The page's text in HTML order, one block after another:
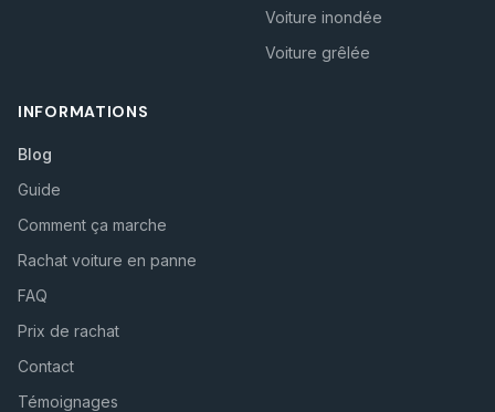
Voiture inondée
Voiture grêlée
INFORMATIONS
Blog
Guide
Comment ça marche
Rachat voiture en panne
FAQ
Prix de rachat
Contact
Témoignages